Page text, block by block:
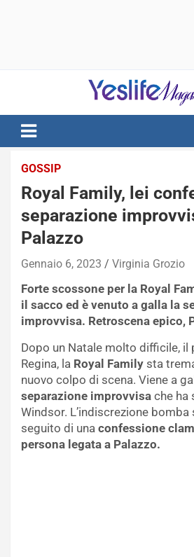
notizie di intrattenimento
GOSSIP
Royal Family, lei
separazione
Palazzo
Gennaio 6, 2023 Virginia Grozio
Forte scossone per la Royal
il sacco ed è venuto a galla la
improvvisa. Retroscena epico,
Dopo un Natale molto difficile, il
Regina, la Royal Family sta
nuovo colpo di scena. Viene a
separazione improvvisa che ha
Windsor. L’indiscrezione
seguito di una confessione
persona legata a Palazzo.